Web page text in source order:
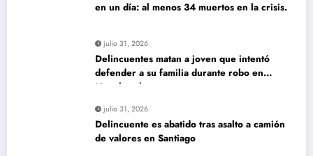
en un día: al menos 34 muertos en la crisis.
julio 31, 2026
Delincuentes matan a joven que intentó
defender a su familia durante robo en
Huechuraba
julio 31, 2026
Delincuente es abatido tras asalto a camión
de valores en Santiago